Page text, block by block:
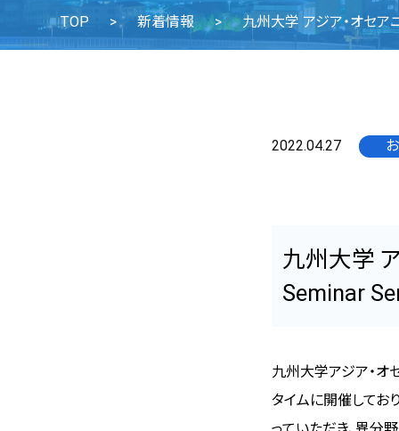
TOP 新着情報 九州大学 アジア・オセア
2022.04.27
九州大学
Seminar
九州大学アジア・オ
タイムに開催してお